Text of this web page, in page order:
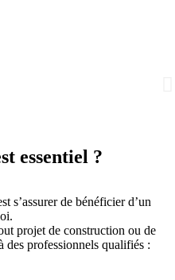
essentiel ?
s’assurer de bénéficier d’un
projet de construction ou de
professionnels qualifiés :